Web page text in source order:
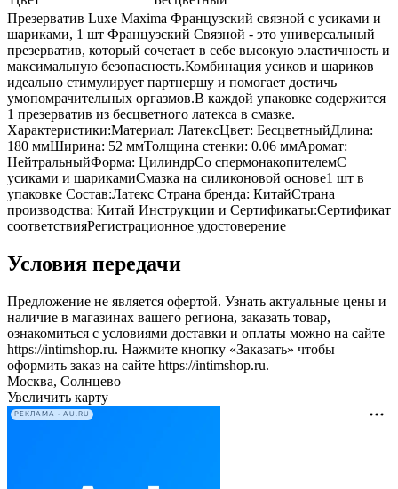
Презерватив Luxe Maxima Французский связной с усиками и
шариками, 1 шт Французский Связной - это универсальный
презерватив, который сочетает в себе высокую эластичность и
максимальную безопасность.Комбинация усиков и шариков
идеально стимулирует партнершу и помогает достичь
умопомрачительных оргазмов.В каждой упаковке содержится
1 презерватив из бесцветного латекса в смазке.
Характеристики:Материал: ЛатексЦвет: БесцветныйДлина:
180 ммШирина: 52 ммТолщина стенки: 0.06 ммАромат:
НейтральныйФорма: ЦилиндрСо спермонакопителемС
усиками и шарикамиСмазка на силиконовой основе1 шт в
упаковке Состав:Латекс Страна бренда: КитайСтрана
производства: Китай Инструкции и Сертификаты:Сертификат
соответствияРегистрационное удостоверение
Условия передачи
Предложение не является офертой. Узнать актуальные цены и
наличие в магазинах вашего региона, заказать товар,
ознакомиться с условиями доставки и оплаты можно на сайте
https://intimshop.ru. Нажмите кнопку «Заказать» чтобы
оформить заказ на сайте https://intimshop.ru.
Москва, Солнцево
Увеличить карту
РЕКЛАМА • AU.RU